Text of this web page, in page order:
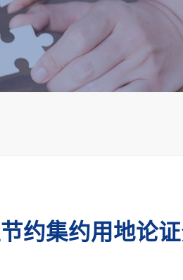
行业资质
专利软著
国源智巡
国土整治和
自然资源所
国土调
约集约用地论